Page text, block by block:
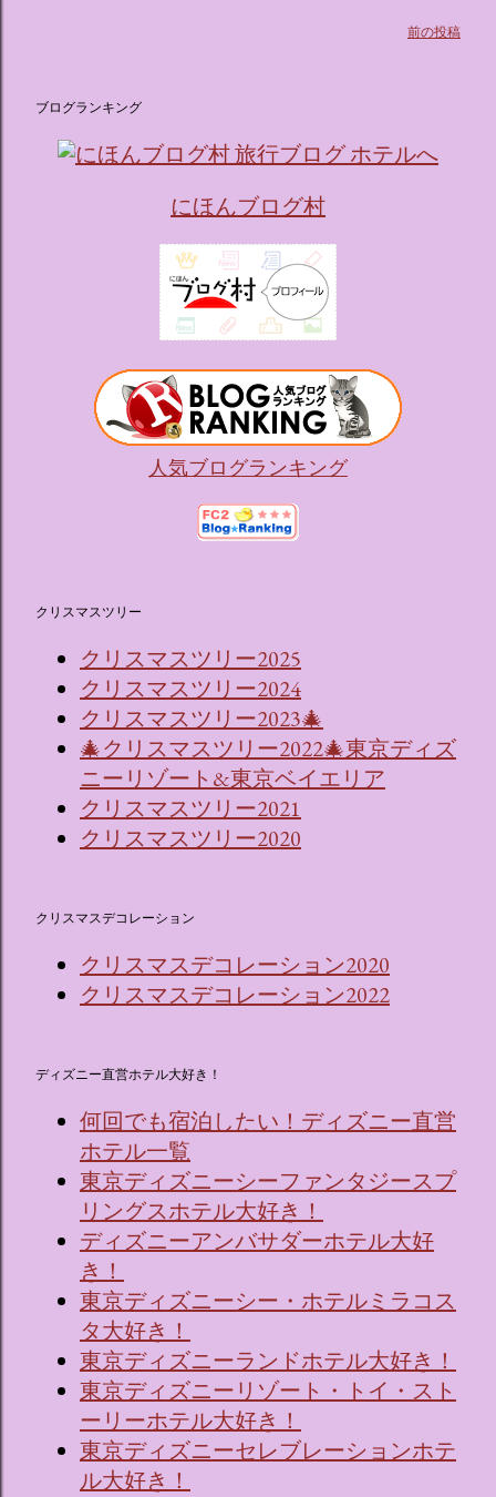
前の投稿
ブログランキング
にほんブログ村
人気ブログランキング
クリスマスツリー
クリスマスツリー2025
クリスマスツリー2024
クリスマスツリー2023🎄
🎄クリスマスツリー2022🎄東京ディズ
ニーリゾート&東京ベイエリア
クリスマスツリー2021
クリスマスツリー2020
クリスマスデコレーション
クリスマスデコレーション2020
クリスマスデコレーション2022
ディズニー直営ホテル大好き！
何回でも宿泊したい！ディズニー直営
ホテル一覧
東京ディズニーシーファンタジースプ
リングスホテル大好き！
ディズニーアンバサダーホテル大好
き！
東京ディズニーシー・ホテルミラコス
タ大好き！
東京ディズニーランドホテル大好き！
東京ディズニーリゾート・トイ・スト
ーリーホテル大好き！
東京ディズニーセレブレーションホテ
ル大好き！